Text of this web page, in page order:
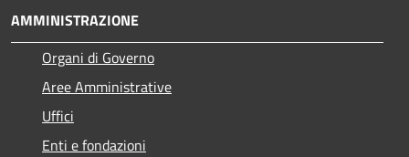
AMMINISTRAZIONE
Organi di Governo
Aree Amministrative
Uffici
Enti e fondazioni